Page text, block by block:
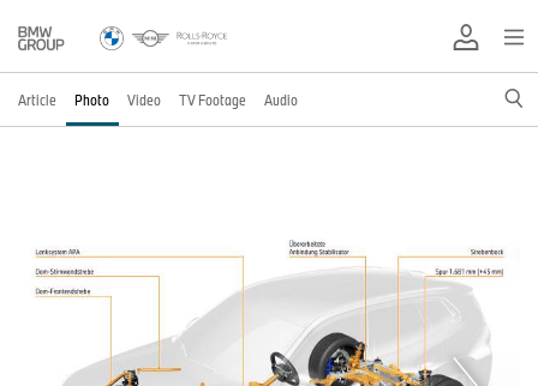
Article Photo Video TV Footage Audio